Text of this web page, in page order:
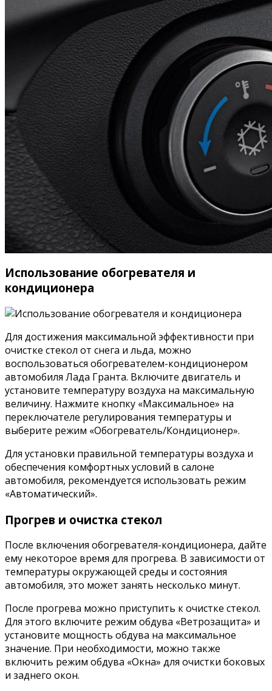
Использование обогревателя и
кондиционера
Для достижения максимальной эффективности при
очистке стекол от снега и льда, можно
воспользоваться обогревателем-кондиционером
автомобиля Лада Гранта. Включите двигатель и
установите температуру воздуха на максимальную
величину. Нажмите кнопку «Максимальное» на
переключателе регулирования температуры и
выберите режим «Обогреватель/Кондиционер».
Для установки правильной температуры воздуха и
обеспечения комфортных условий в салоне
автомобиля, рекомендуется использовать режим
«Автоматический».
Прогрев и очистка стекол
После включения обогревателя-кондиционера, дайте
ему некоторое время для прогрева. В зависимости от
температуры окружающей среды и состояния
автомобиля, это может занять несколько минут.
После прогрева можно приступить к очистке стекол.
Для этого включите режим обдува «Ветрозащита» и
установите мощность обдува на максимальное
значение. При необходимости, можно также
включить режим обдува «Окна» для очистки боковых
и заднего окон.